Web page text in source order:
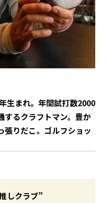
生まれ。年間試打数2000
するクラフトマン。豊か
張りだこ。ゴルフショッ
しクラブ”